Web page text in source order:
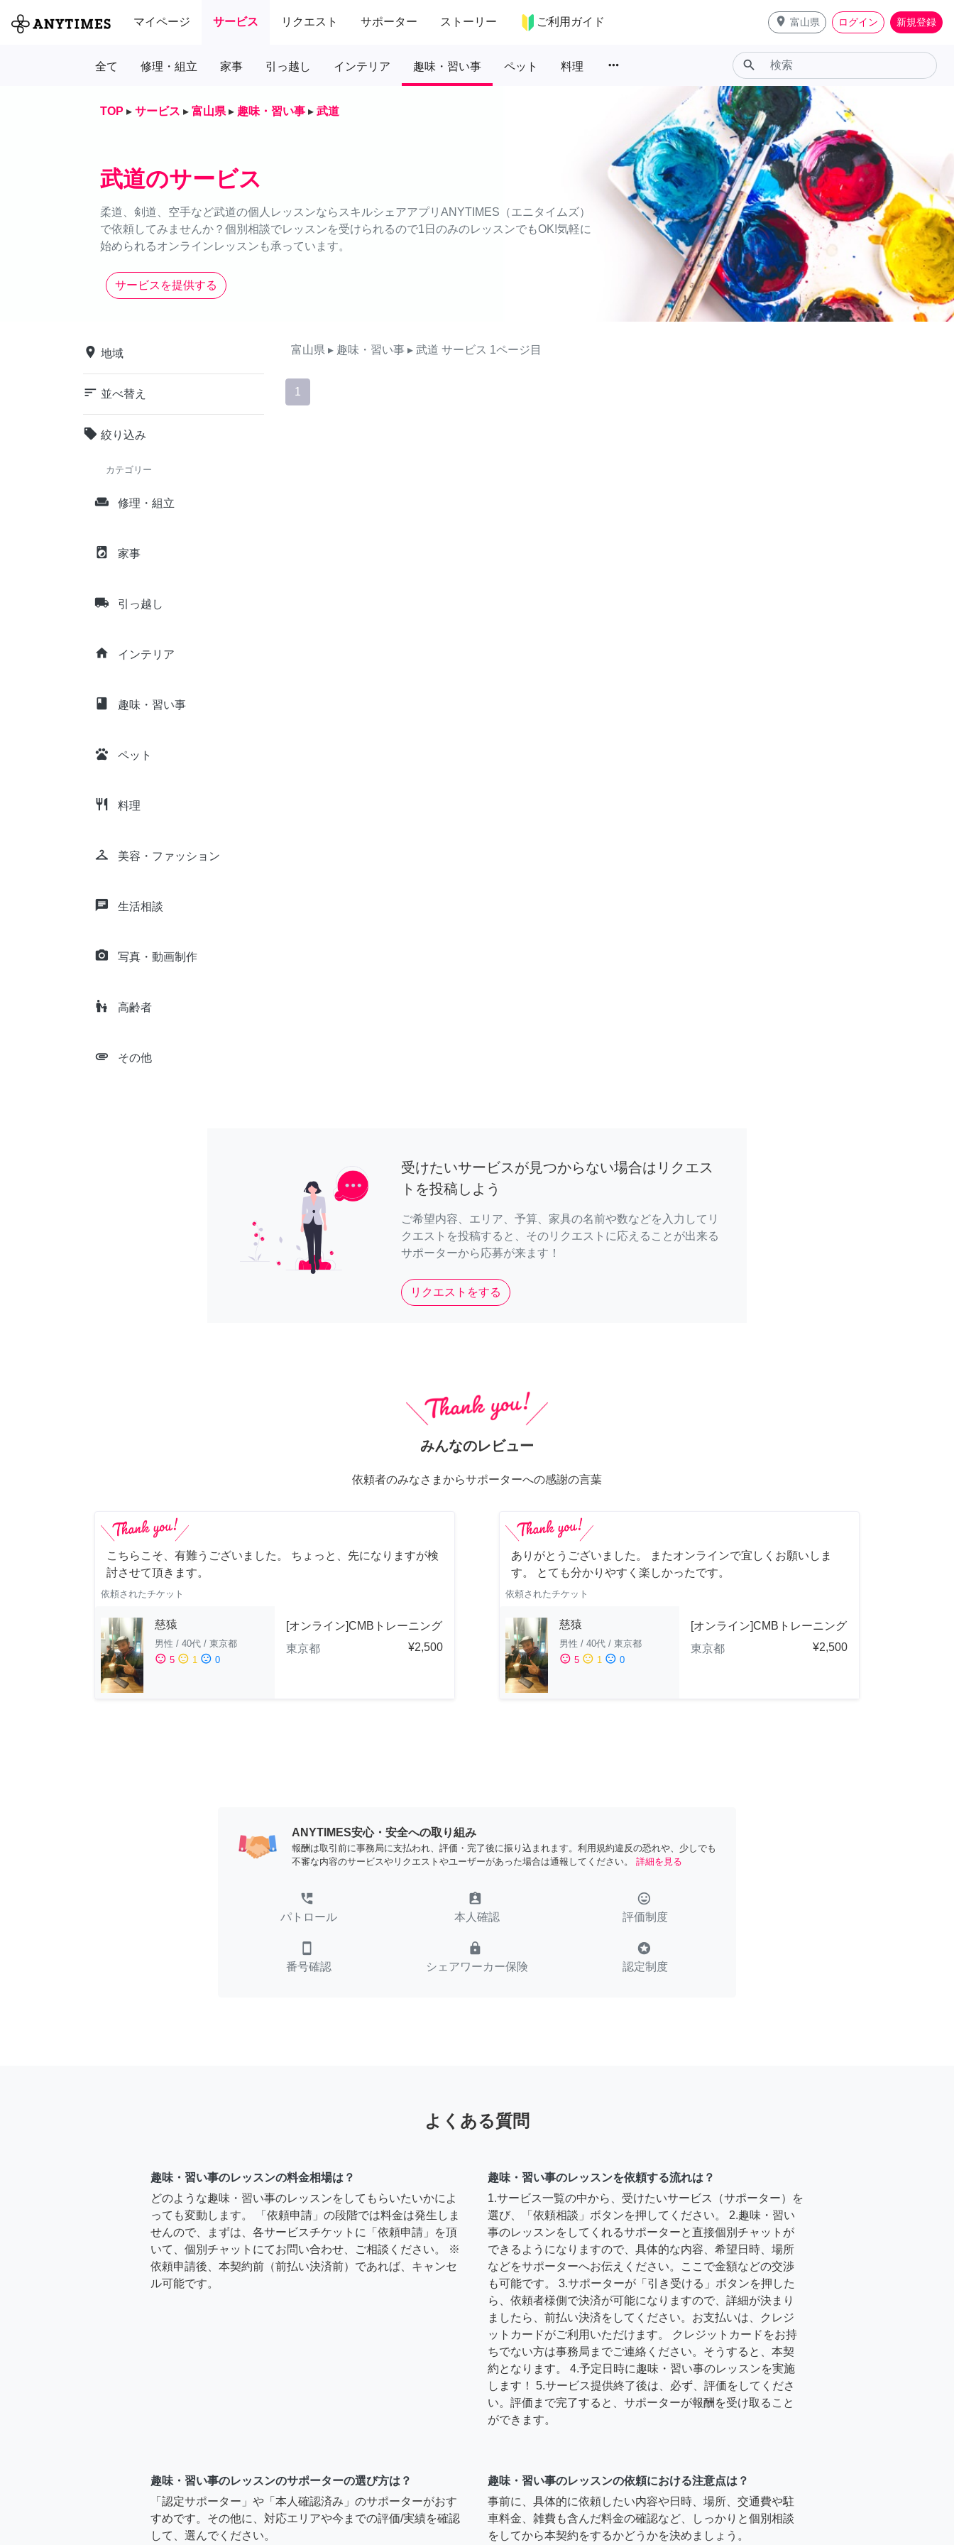
マイページ サービス リクエスト サポーター ストーリー ご利用ガイド place 富山県 ログイン 新規登録
全て 修理・組立 家事 引っ越し インテリア 趣味・習い事 ペット 料理 more_horiz search
TOP ▸ サービス ▸ 富山県 ▸ 趣味・習い事 ▸ 武道
武道のサービス
柔道、剣道、空手など武道の個人レッスンならスキルシェアアプリANYTIMES（エニタイムズ）
で依頼してみませんか？個別相談でレッスンを受けられるので1日のみのレッスンでもOK!気軽に
始められるオンラインレッスンも承っています。
サービスを提供する
place 地域
sort 並べ替え
local_offer 絞り込み
カテゴリー
weekend 修理・組立
local_laundry_service 家事
local_shipping 引っ越し
home インテリア
class 趣味・習い事
pets ペット
restaurant 料理
checkroom 美容・ファッション
chat 生活相談
camera_alt 写真・動画制作
escalator_warning 高齢者
attachment その他
富山県 ▸ 趣味・習い事 ▸ 武道 サービス 1ページ目
1
受けたいサービスが見つからない場合はリクエス
トを投稿しよう
ご希望内容、エリア、予算、家具の名前や数などを入力してリ
クエストを投稿すると、そのリクエストに応えることが出来る
サポーターから応募が来ます！
リクエストをする
みんなのレビュー
依頼者のみなさまからサポーターへの感謝の言葉
こちらこそ、有難うございました。 ちょっと、先になりますが検
討させて頂きます。
依頼されたチケット
慈猿
男性 / 40代 / 東京都
sentiment_satisfied 5 sentiment_neutral 1 sentiment_dissatisfied 0
[オンライン]CMBトレーニング
東京都
¥2,500
ありがとうございました。 またオンラインで宜しくお願いしま
す。 とても分かりやすく楽しかったです。
依頼されたチケット
慈猿
男性 / 40代 / 東京都
sentiment_satisfied 5 sentiment_neutral 1 sentiment_dissatisfied 0
[オンライン]CMBトレーニング
東京都
¥2,500
ANYTIMES安心・安全への取り組み
報酬は取引前に事務局に支払われ、評価・完了後に振り込まれます。利用規約違反の恐れや、少しでも
不審な内容のサービスやリクエストやユーザーがあった場合は通報してください。
詳細を見る
perm_phone_msg
パトロール
assignment_ind
本人確認
tag_faces
評価制度
smartphone
番号確認
lock
シェアワーカー保険
stars
認定制度
よくある質問
趣味・習い事のレッスンの料金相場は？
どのような趣味・習い事のレッスンをしてもらいたいかによ
っても変動します。 「依頼申請」の段階では料金は発生しま
せんので、まずは、各サービスチケットに「依頼申請」を頂
いて、個別チャットにてお問い合わせ、ご相談ください。 ※
依頼申請後、本契約前（前払い決済前）であれば、キャンセ
ル可能です。
趣味・習い事のレッスンを依頼する流れは？
1.サービス一覧の中から、受けたいサービス（サポーター）を
選び、「依頼相談」ボタンを押してください。 2.趣味・習い
事のレッスンをしてくれるサポーターと直接個別チャットが
できるようになりますので、具体的な内容、希望日時、場所
などをサポーターへお伝えください。ここで金額などの交渉
も可能です。 3.サポーターが「引き受ける」ボタンを押した
ら、依頼者様側で決済が可能になりますので、詳細が決まり
ましたら、前払い決済をしてください。お支払いは、クレジ
ットカードがご利用いただけます。 クレジットカードをお持
ちでない方は事務局までご連絡ください。そうすると、本契
約となります。 4.予定日時に趣味・習い事のレッスンを実施
します！ 5.サービス提供終了後は、必ず、評価をしてくださ
い。評価まで完了すると、サポーターが報酬を受け取ること
ができます。
趣味・習い事のレッスンのサポーターの選び方は？
「認定サポーター」や「本人確認済み」のサポーターがおす
すめです。その他に、対応エリアや今までの評価/実績を確認
して、選んでください。
趣味・習い事のレッスンの依頼における注意点は？
事前に、具体的に依頼したい内容や日時、場所、交通費や駐
車料金、雑費も含んだ料金の確認など、しっかりと個別相談
をしてから本契約をするかどうかを決めましょう。